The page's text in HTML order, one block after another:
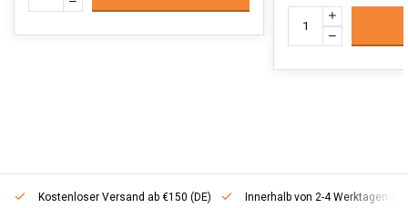
Kostenloser Versand ab €150 (DE) Innerhalb von 2-4 Werktagen